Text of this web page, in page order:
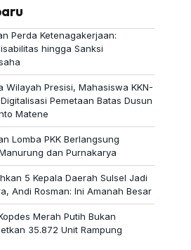
Perda Ketenagakerjaan:
hingga Sanksi
Wilayah Presisi, Mahasiswa KKN-
Pemetaan Batas Dusun
Matene
Lomba PKK Berlangsung
dan Purnakarya
5 Kepala Daerah Sulsel Jadi
Andi Rosman: Ini Amanah Besar
Merah Putih Bukan
35.872 Unit Rampung